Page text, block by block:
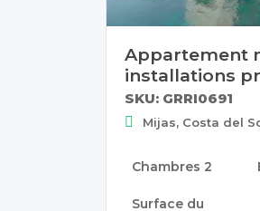
Appartement
installations
SKU: GRRI0691
Mijas, Costa del
Chambres 2
Surface du